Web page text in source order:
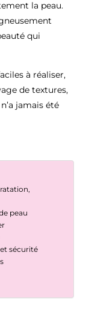
la peau.
qui
à réaliser,
de textures,
jamais été
peau
sécurité